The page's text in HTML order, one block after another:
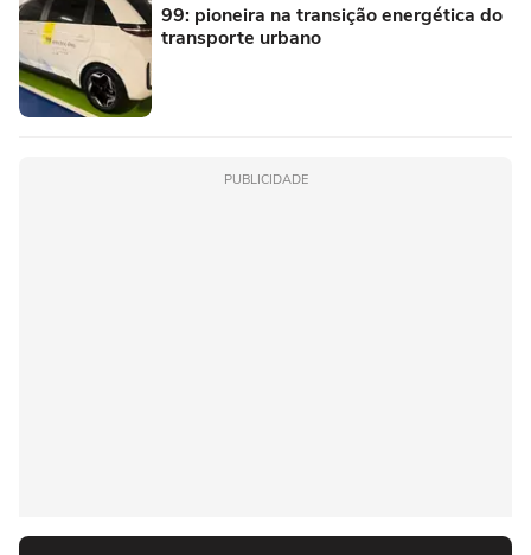
99: pioneira na transição energética do
transporte urbano
PUBLICIDADE